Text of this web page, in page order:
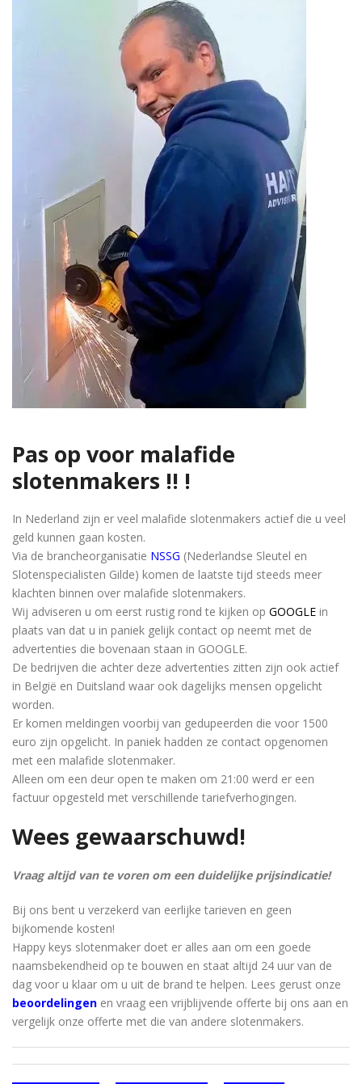
Pas op voor malafide
slotenmakers !! !
In Nederland zijn er veel malafide slotenmakers actief die u veel
geld kunnen gaan kosten.
Via de brancheorganisatie NSSG (Nederlandse Sleutel en
Slotenspecialisten Gilde) komen de laatste tijd steeds meer
klachten binnen over malafide slotenmakers.
Wij adviseren u om eerst rustig rond te kijken op GOOGLE in
plaats van dat u in paniek gelijk contact op neemt met de
advertenties die bovenaan staan in GOOGLE.
De bedrijven die achter deze advertenties zitten zijn ook actief
in België en Duitsland waar ook dagelijks mensen opgelicht
worden.
Er komen meldingen voorbij van gedupeerden die voor 1500
euro zijn opgelicht. In paniek hadden ze contact opgenomen
met een malafide slotenmaker.
Alleen om een ​​deur open te maken om 21:00 werd er een
factuur opgesteld met verschillende tariefverhogingen.
Wees gewaarschuwd!
Vraag altijd van te voren om een ​​duidelijke prijsindicatie!
Bij ons bent u verzekerd van eerlijke tarieven en geen
bijkomende kosten!
Happy keys slotenmaker doet er alles aan om een ​​goede
naamsbekendheid op te bouwen en staat altijd 24 uur van de
dag voor u klaar om u uit de brand te helpen. Lees gerust onze
beoordelingen en vraag een vrijblijvende offerte bij ons aan en
vergelijk onze offerte met die van andere slotenmakers.